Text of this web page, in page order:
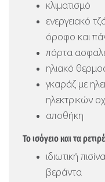
κλιματισμό
ενεργειακό
όροφο και
πόρτα
ηλιακό
γκαράζ με
ηλεκτρικών
αποθήκη
Το ισόγειο και τα
ιδιωτική
βεράντα